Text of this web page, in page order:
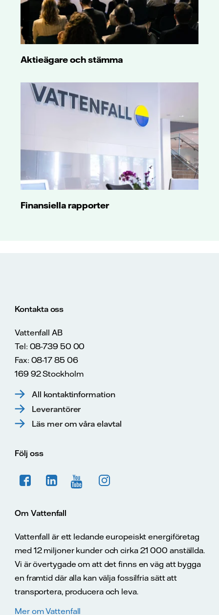
Aktieägare och stämma
Finansiella rapporter
Kontakta oss
Vattenfall AB
Tel: 08-739 50 00
Fax: 08-17 85 06
169 92 Stockholm
All kontaktinformation
Leverantörer
Läs mer om våra elavtal
Följ oss
Om Vattenfall
Vattenfall är ett ledande europeiskt energiföretag
med 12 miljoner kunder och cirka 21 000 anställda.
Vi är övertygade om att det finns en väg att bygga
en framtid där alla kan välja fossilfria sätt att
transportera, producera och leva.
Mer om Vattenfall